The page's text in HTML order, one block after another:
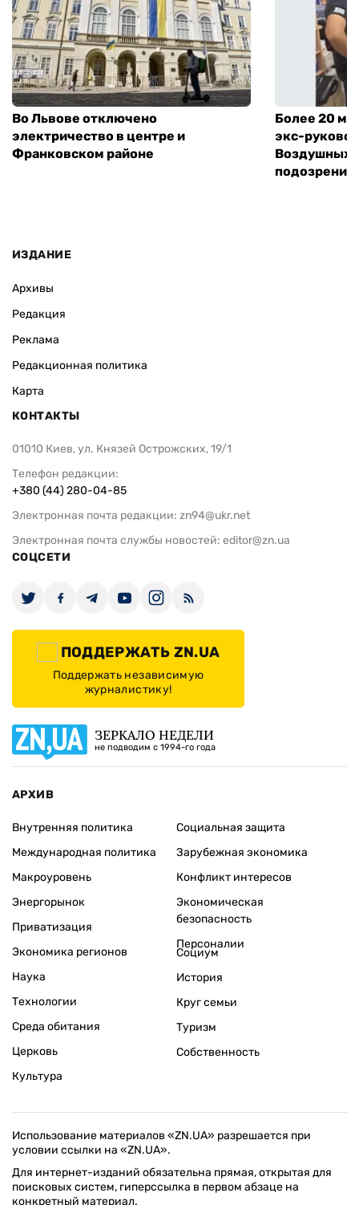
Во Львове отключено
электричество в центре и
Франковском районе
Более 20
экс-
Воздушных
подозрение
ИЗДАНИЕ
Архивы
Редакция
Реклама
Редакционная политика
Карта
КОНТАКТЫ
01010 Киев, ул. Князей Острожских, 19/1
Телефон редакции:
+380 (44) 280-04-85
Электронная почта редакции: zn94@ukr.net
Электронная почта службы новостей: editor@zn.ua
СОЦСЕТИ
ПОДДЕРЖАТЬ ZN.UA
Поддержать независимую
журналистику!
ЗЕРКАЛО НЕДЕЛИ
не подводим с 1994-го года
АРХИВ
Внутренняя политика
Международная политика
Макроуровень
Энергорынок
Приватизация
Экономика регионов
Социальная защита
Зарубежная экономика
Конфликт интересов
Экономическая
безопасность
Персоналии
Наука
Технологии
Среда обитания
Церковь
Культура
Социум
История
Круг семьи
Туризм
Собственность
Использование материалов «ZN.UA» разрешается при
условии ссылки на «ZN.UA».
Для интернет-изданий обязательна прямая, открытая для
поисковых систем, гиперссылка в первом абзаце на
конкретный материал.